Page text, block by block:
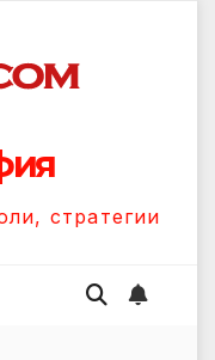
стратегии